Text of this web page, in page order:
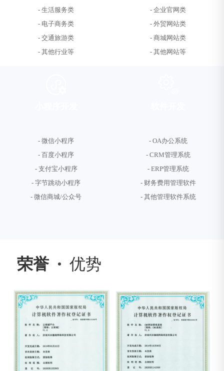
- 生活服务类
- 电子商务类
- 交通旅游类
- 其他行业等
- 企业官网类
- 外贸网站类
- 商城网站类
- 其他网站等
- 微信小程序
- 百度小程序
- 支付宝小程序
- 字节跳动小程序
- 微信商城/公众号
- OA办公系统
- CRM管理系统
- ERP管理系统
- 财务费用管理软件
- 其他管理软件系统
荣誉 优势